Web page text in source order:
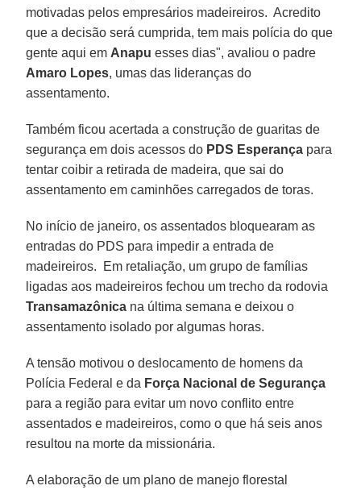
motivadas pelos empresários madeireiros. Acredito
que a decisão será cumprida, tem mais polícia do que
gente aqui em Anapu esses dias", avaliou o padre
Amaro Lopes, umas das lideranças do
assentamento.
Também ficou acertada a construção de guaritas de
segurança em dois acessos do PDS Esperança para
tentar coibir a retirada de madeira, que sai do
assentamento em caminhões carregados de toras.
No início de janeiro, os assentados bloquearam as
entradas do PDS para impedir a entrada de
madeireiros. Em retaliação, um grupo de famílias
ligadas aos madeireiros fechou um trecho da rodovia
Transamazônica na última semana e deixou o
assentamento isolado por algumas horas.
A tensão motivou o deslocamento de homens da
Polícia Federal e da Força Nacional de Segurança
para a região para evitar um novo conflito entre
assentados e madeireiros, como o que há seis anos
resultou na morte da missionária.
A elaboração de um plano de manejo florestal